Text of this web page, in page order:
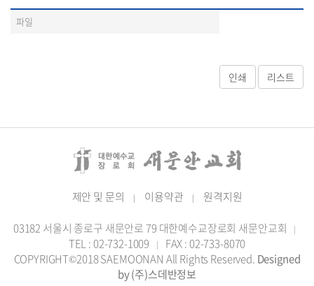
파일
제안 및 문의 | 이용약관 | 원격지원
03182 서울시 종로구 새문안로 79 대한예수교장로회 새문안교회 |
TEL : 02-732-1009 |
FAX : 02-733-8070
COPYRIGHT©2018 SAEMOONAN All Rights Reserved. Designed
by (주)스데반정보